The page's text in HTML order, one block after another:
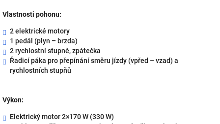
Vlastnosti pohonu:
2 elektrické motory
1 pedál (plyn – brzda)
2 rychlostní stupně, zpátečka
Řadicí páka pro přepínání směru jízdy (vpřed – vzad) a
rychlostních stupňů
Výkon:
Elektrický motor 2×170 W (330 W)